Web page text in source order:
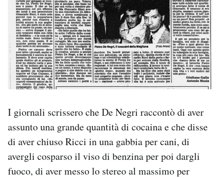
I giornali scrissero che De Negri raccontò di aver
assunto una grande quantità di cocaina e che disse
di aver chiuso Ricci in una gabbia per cani, di
avergli cosparso il viso di benzina per poi dargli
fuoco, di aver messo lo stereo al massimo per